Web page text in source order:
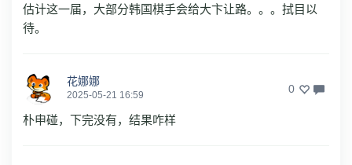
估计这一届，大部分韩国棋手会给大卞让路。。。拭目以
待。
花娜娜
2025-05-21 16:59 0
朴申碰，下完没有，结果咋样